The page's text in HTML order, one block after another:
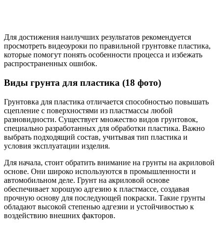
Для достижения наилучших результатов рекомендуется
просмотреть видеоуроки по правильной грунтовке пластика,
которые помогут понять особенности процесса и избежать
распространенных ошибок.
Виды грунта для пластика (18 фото)
Грунтовка для пластика отличается способностью повышать
сцепление с поверхностями из пластмассы любой
разновидности. Существует множество видов грунтовок,
специально разработанных для обработки пластика. Важно
выбрать подходящий состав, учитывая тип пластика и
условия эксплуатации изделия.
Для начала, стоит обратить внимание на грунты на акриловой
основе. Они широко используются в промышленности и
автомобильном деле. Грунт на акриловой основе
обеспечивает хорошую адгезию к пластмассе, создавая
прочную основу для последующей покраски. Такие грунты
обладают высокой степенью адгезии и устойчивостью к
воздействию внешних факторов.